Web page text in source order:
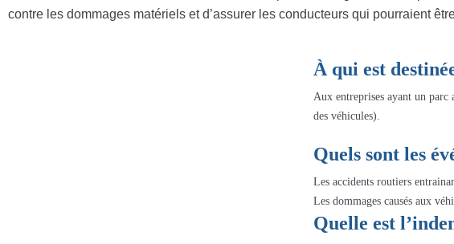
contre les dommages matériels et d’assurer les conducteurs qui pourraient
À qui est
Aux entreprises ayant un parc
des véhicules).
Quels sont les
Les accidents routiers
Les dommages causés aux
Quelle est